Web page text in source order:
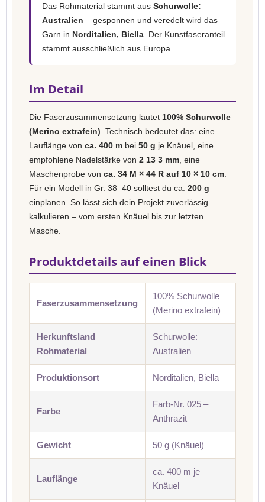
Das Rohmaterial stammt aus Schurwolle:
Australien – gesponnen und veredelt wird das
Garn in Norditalien, Biella . Der Kunstfaseranteil
stammt ausschließlich aus Europa.
Im Detail
Die Faserzusammensetzung lautet 100% Schurwolle
(Merino extrafein) . Technisch bedeutet das: eine
Lauflänge von ca. 400 m bei 50 g je Knäuel, eine
empfohlene Nadelstärke von 2 13 3 mm , eine
Maschenprobe von ca. 34 M × 44 R auf 10 × 10 cm
Für ein Modell in Gr. 38–40 solltest du ca. 200 g
einplanen. So lässt sich dein Projekt zuverlässig
kalkulieren – vom ersten Knäuel bis zur letzten
Masche.
Produktdetails auf einen Blick
Faserzusammensetzung
100% Schurwolle
(Merino extrafein)
Herkunftsland
Rohmaterial
Schurwolle:
Australien
Produktionsort Norditalien, Biella
Farbe
Farb-Nr. 025 –
Anthrazit
Gewicht 50 g (Knäuel)
Lauflänge
ca. 400 m je
Knäuel